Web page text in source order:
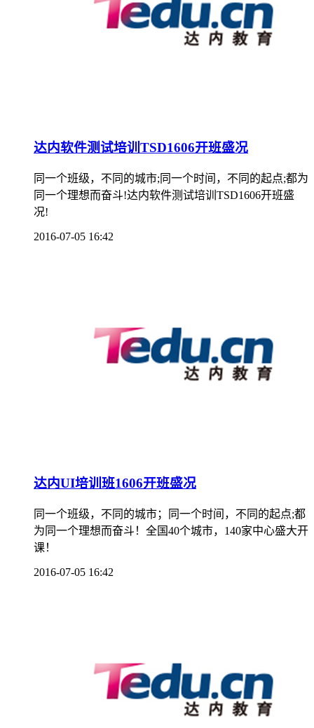
达内软件测试培训TSD1606开班盛况
同一个班级，不同的城市;同一个时间，不同的起点;都为
同一个理想而奋斗!达内软件测试培训TSD1606开班盛
况!
2016-07-05 16:42
达内UI培训班1606开班盛况
同一个班级，不同的城市；同一个时间，不同的起点;都
为同一个理想而奋斗！全国40个城市，140家中心盛大开
课！
2016-07-05 16:42